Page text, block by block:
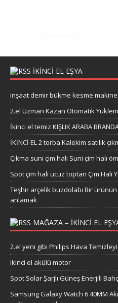
IKINCI EL EŞYA
inşaat demir bükme kesme
2.el Uzman Kazan Otomatik
İkinci el temiz KIŞLIK ARABA
İKİNCİ EL 2 torba Kalekim satılık
Çıkma suni çim halı Suni çim halı
Spot çim halı ucuz toptan Çim Halı
Teşhir arçelik buzdolabı Bir ürünün
anlamak
MAĞAZA – IKINCI EL
2.el yeni gibi Philips Hava
ikinci el akülü motor
Spot Solar Şarjlı Güneş Enerjili
Samsung Galaxy Watch 6 40MM